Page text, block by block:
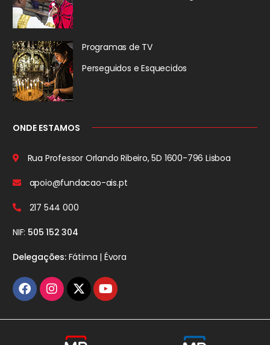
Programas de TV
Perseguidos e Esquecidos
ONDE ESTAMOS
Rua Professor Orlando Ribeiro, 5D 1600-796 Lisboa
apoio@fundacao-ais.pt
217 544 000
NIF: 505 152 304
Delegações:Fátima | Évora